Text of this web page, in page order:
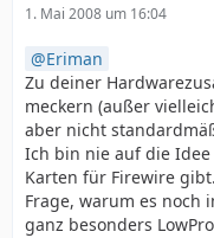
1. Mai 2008 um 16:04
Eriman
Zu deiner
meckern (außer
aber nicht
Ich bin nie auf die Idee
Karten für Firewire
Frage, warum es noch
ganz besonders